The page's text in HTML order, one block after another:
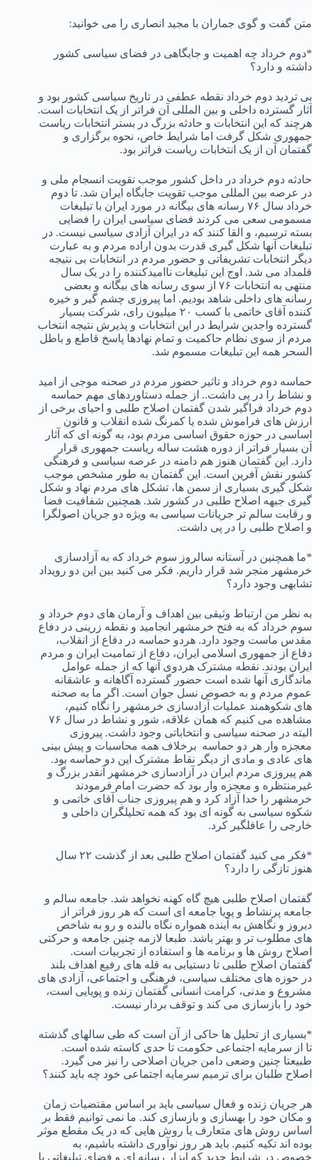
متن گفت و گوی جماران با مجید انصاری را می خوانید:
*دوم خرداد چه اهمیت و جایگاهی در فضای سیاسی کشور
داشته و دارد؟
بی تردید دوم خرداد نقطه عطفی در تاریخ سیاسی کشور بود و
آثار گسترده داخلی و بین المللی آن فراتر از یک انتخابات است.
هرچند که این انتخابات و حادثه بزرگ در بستر انتخابات ریاست
جمهوری شکل گرفت اما شرایط خاص، نحوه برگزاری و
گفتمان آن از یک انتخابات ریاست فراتر بود.
حادثه دوم خرداد در داخل کشور موجب تقویت انسجام ملی و
در عرصه بین المللی موجب تقویت جایگاه ایران شد. تا دوم
خرداد سال ۷۶ رسانه های بیگانه در مورد ایران با تبلیغات
مسمومی سعی می کردند فضای سیاسی ایران را فضایی
بسته ترسیم، و القا کنند که در ایران آزادی سیاسی نیست. در
تبلیغات آنها شکل گیری قدرت بدون اراده مردم و به عبارت
دیگر انتخابات تشریفاتی و حضور مردم در انتخابات بی نتیجه
قلمداد می شد. اوج این تبلیغات ناامیدکننده را در یک سال
منتهی به انتخابات ۷۶ از سوی رسانه های بیگانه و بعضی
رسانه های داخلی شاهد بودیم. اما پیروزی چشم گیر و خیره
کننده آقای خاتمی با کسب ۲۰ میلیون رای، شرکت بسیار
گسترده واجدین شرایط در این انتخابات و پذیرش نتیجه انتخاب
مردم از سوی نظام حاکمیت و تمام نهادها پاسخ قاطع و باطل
السحر همه این تبلیغات مسموم شد.
حماسه دوم خرداد و تاثیر حضور مردم در صحنه موجی از امید
و نشاط را در پی داشت.. از جمله دستاوردهای مهم حماسه
دوم خرداد فراگیر شدن گفتمان اصلاح طلبی و احیای برخی از
ارزش های فراموش شده یا کمرنگ شده انقلاب و قانون
اساسی در حوزه حقوق اساسی مردم بود، به گونه ای که آثار
آن بسیار فراتر از دوره هشت ساله ریاست جمهوری قرار
دارد. این گفتمان هنوز هم دامنه در عرصه سیاسی و فرهنگی
کشور نقش آفرین است. این گفتمان به طور مشخص موجب
شکل گیری بسیاری از سمن ها، تشکل های مردم نهاد و شکل
گیری جبهه اصلاح طلبی در کشور شد. همچنین شفافیت فضا
و رقابت سالم تر جریانات سیاسی به ویژه دو جریان اصولگرا
و اصلاح طلبی را در پی داشت.
*ما همچنین در آستانه سالروز سوم خرداد که به آزادسازی
خرمشهر منجر شد قرار داریم. فکر می کنید بین این دو رویداد
تشابهی وجود دارد؟
به نظر من ارتباط وثیقی بین اهداف و آرمان های دوم خرداد و
سوم خرداد که به فتح خرمشهر انجامید و نقطه زرینی در دفاع
مقدس ماست وجود دارد. هردو حماسه در دفاع از انقلاب،
دفاع از جمهوری اسلامی ایران، دفاع از تمامیت ایران و مردم
ایران بودند. نقطه مشترک هردوی آنها که از جمله عوامل
ماندگاری آنها شده است حضور گسترده آگاهانه و عاشقانه
عموم مردم و به خصوص نسل جوان است. اگر ما به صحنه
های شکوهمند عملیات آزادسازی خرمشهر را نگاه کنیم،
مشاهده می کنیم که همان علاقه، شور و نشاط در سال ۷۶
البته در صحنه سیاسی و انتخاباتی وجود داشت. پیروزی
معجزه وار هر دو حماسه برخلاف همه محاسبات و پیش بینی
های عادی و مادی از دیگر نقاط مشترک این دو حماسه بود.
هم پیروزی مردم ایران در آزادسازی خرمشهر آنقدر بزرگ و
غیرمنتظره و معجزه وار بود که حضرت امام فرمودند
خرمشهر را خدا آزاد کرد و هم پیروزی جناب آقای خاتمی و
شکوه سیاسی به گونه ای بود که همه تحلیلگران داخلی و
خارجی را عافلگیر کرد.
*فکر می کنید گفتمان اصلاح طلبی بعد از گذشت ۲۲ سال
هنوز تازگی را دارد؟
گفتمان اصلاح طلبی هیچ گاه کهنه نخواهد شد. جامعه سالم و
جامعه پرنشاط و پویا جامعه ای است که هر روز فراتر از
دیروز و نگاهش به آینده همواره نگاه بالنده و رو به شاخص
های مطلوب تر و بهتر باشد. طبعا لازمه چنین جامعه و حرکتی
اصلاح روش ها و برنامه ها و استفاده از تجربیات است.
گفتمان اصلاح طلبی تا دستیابی به قله های رفیع اهداف بلند
در حوزه های مختلف سیاسی، فرهنگی و اجتماعی، آزادی های
مشروع و مدنی، کرامت انسانی گفتمان زنده و پویایی است،
خود را بازسازی می کند و توقف بردار نیست.
*بسیاری از تحلیل ها حاکی از آن است که طی سالهای گذشته
تا از سرمایه اجتماعی حکومت تا حدی کاسته شده است.
طبیعتا چنین وضعی دامن جریان اصلاحی را نیز می گیرد.
اصلاح طلبان برای ترمیم سرمایه اجتماعی خود چه باید کنند؟
هر جریان زنده و فعال سیاسی باید بر اساس مقتضیات زمان
و مکان خود را بهسازی و بازسازی کند. ما نمی توانیم فقط بر
اساس روش های متعارف یا روش هایی که در یک مقطع موثر
بوده اند تکیه کنیم. باید هر روز نوآوری داشته باشیم، به
خصوص در شرایط جدید که ابزار رسانه ای و فضای تبلیغاتی با